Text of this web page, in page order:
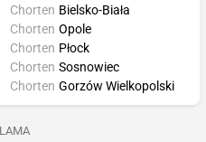
Chorten Bielsko-Biała
Chorten Opole
Chorten Płock
Chorten Sosnowiec
Chorten Gorzów Wielkopolski